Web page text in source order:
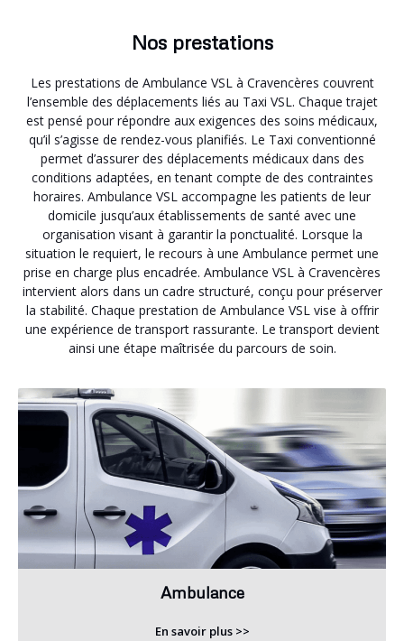
Nos prestations
Les prestations de Ambulance VSL à Cravencères couvrent
l’ensemble des déplacements liés au Taxi VSL. Chaque trajet
est pensé pour répondre aux exigences des soins médicaux,
qu’il s’agisse de rendez-vous planifiés. Le Taxi conventionné
permet d’assurer des déplacements médicaux dans des
conditions adaptées, en tenant compte de des contraintes
horaires. Ambulance VSL accompagne les patients de leur
domicile jusqu’aux établissements de santé avec une
organisation visant à garantir la ponctualité. Lorsque la
situation le requiert, le recours à une Ambulance permet une
prise en charge plus encadrée. Ambulance VSL à Cravencères
intervient alors dans un cadre structuré, conçu pour préserver
la stabilité. Chaque prestation de Ambulance VSL vise à offrir
une expérience de transport rassurante. Le transport devient
ainsi une étape maîtrisée du parcours de soin.
Ambulance
En savoir plus >>